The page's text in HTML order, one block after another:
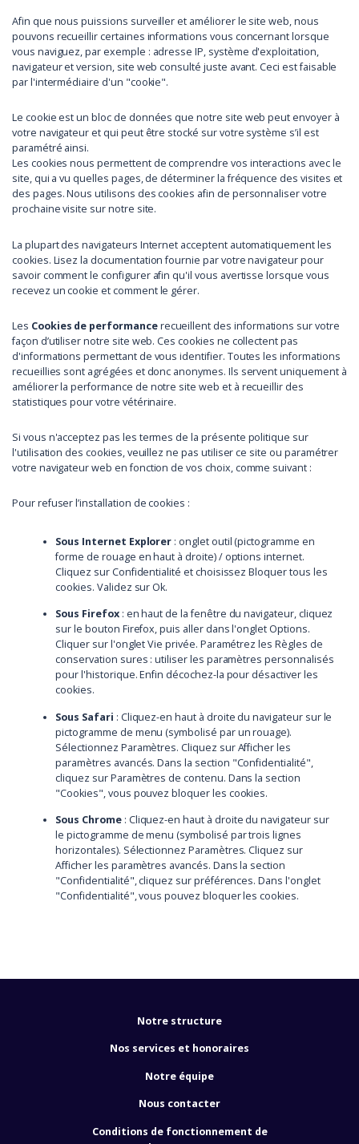
Afin que nous puissions surveiller et améliorer le site web, nous
pouvons recueillir certaines informations vous concernant lorsque
vous naviguez, par exemple : adresse IP, système d'exploitation,
navigateur et version, site web consulté juste avant. Ceci est faisable
par l'intermédiaire d'un "cookie".
Le cookie est un bloc de données que notre site web peut envoyer à
votre navigateur et qui peut être stocké sur votre système s’il est
paramétré ainsi.
Les cookies nous permettent de comprendre vos interactions avec le
site, qui a vu quelles pages, de déterminer la fréquence des visites et
des pages. Nous utilisons des cookies afin de personnaliser votre
prochaine visite sur notre site.
La plupart des navigateurs Internet acceptent automatiquement les
cookies. Lisez la documentation fournie par votre navigateur pour
savoir comment le configurer afin qu'il vous avertisse lorsque vous
recevez un cookie et comment le gérer.
Les Cookies de performancerecueillent des informations sur votre
façon d’utiliser notre site web. Ces cookies ne collectent pas
d'informations permettant de vous identifier. Toutes les informations
recueillies sont agrégées et donc anonymes. Ils servent uniquement à
améliorer la performance de notre site web et à recueillir des
statistiques pour votre vétérinaire.
Si vous n'acceptez pas les termes de la présente politique sur
l'utilisation des cookies, veuillez ne pas utiliser ce site ou paramétrer
votre navigateur web en fonction de vos choix, comme suivant :
Pour refuser l’installation de cookies :
Sous Internet Explorer : onglet outil (pictogramme en
forme de rouage en haut à droite) / options internet.
Cliquez sur Confidentialité et choisissez Bloquer tous les
cookies. Validez sur Ok.
Sous Firefox: en haut de la fenêtre du navigateur, cliquez
sur le bouton Firefox, puis aller dans l'onglet Options.
Cliquer sur l'onglet Vie privée. Paramétrez les Règles de
conservation sures : utiliser les paramètres personnalisés
pour l'historique. Enfin décochez-la pour désactiver les
cookies.
Sous Safari : Cliquez-en haut à droite du navigateur sur le
pictogramme de menu (symbolisé par un rouage).
Sélectionnez Paramètres. Cliquez sur Afficher les
paramètres avancés. Dans la section "Confidentialité",
cliquez sur Paramètres de contenu. Dans la section
"Cookies", vous pouvez bloquer les cookies.
Sous Chrome: Cliquez-en haut à droite du navigateur sur
le pictogramme de menu (symbolisé par trois lignes
horizontales). Sélectionnez Paramètres. Cliquez sur
Afficher les paramètres avancés. Dans la section
"Confidentialité", cliquez sur préférences. Dans l'onglet
"Confidentialité", vous pouvez bloquer les cookies.
Notre structure
Nos services et honoraires
Notre équipe
Nous contacter
Conditions de fonctionnement de